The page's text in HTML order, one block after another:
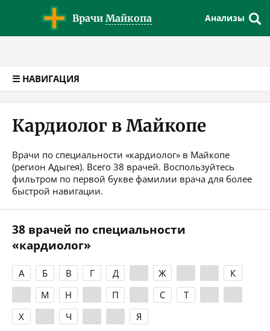
Врачи Майкопа Анализы
☰ НАВИГАЦИЯ
Кардиолог в Майкопе
Врачи по специальности «кардиолог» в Майкопе
(регион Адыгея). Всего 38 врачей. Воспользуйтесь
фильтром по первой букве фамилии врача для более
быстрой навигации.
38 врачей по специальности
«кардиолог»
А Б В Г Д Ж
К
М Н П С Т
Х
Ч Я